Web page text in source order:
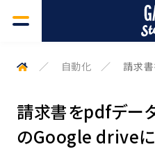
GAS一覧
よくある質問
サービスについて検索キーワード
自動化 請求
請求書をpdfデー
のGoogle drive